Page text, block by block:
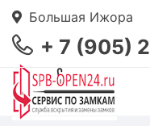
Большая Ижора
+ 7 (905)